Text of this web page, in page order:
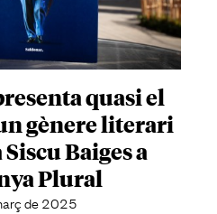
quasi el
gènere literari
Baiges a
Plural
de 2025